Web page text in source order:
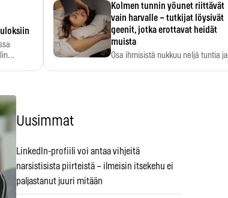
Kolmen tunnin yöunet riittävät
vain harvalle – tutkijat löysivät
geenit, jotka erottavat heidät
muista
Osa ihmisistä nukkuu neljä tuntia ja
Uusimmat
LinkedIn-profiili voi antaa vihjeitä
narsistisista piirteistä – ilmeisin itsekehu ei
paljastanut juuri mitään